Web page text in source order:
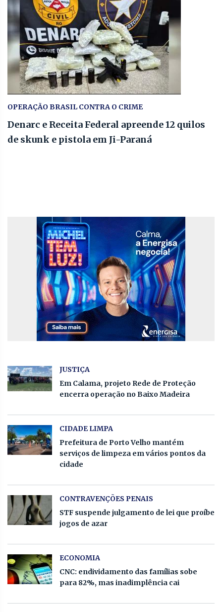
OPERAÇÃO BRASIL CONTRA O CRIME
Denarc e Receita Federal apreende 12 quilos
de skunk e pistola em Ji-Paraná
JUSTIÇA
Em Calama, projeto Rede de Proteção
encerra operação no Baixo Madeira
CIDADE LIMPA
Prefeitura de Porto Velho mantém
serviços de limpeza em vários pontos da
cidade
CONTRAVENÇÕES PENAIS
STF suspende julgamento de lei que proíbe
jogos de azar
ECONOMIA
CNC: endividamento das famílias sobe
para 82%, mas inadimplência cai